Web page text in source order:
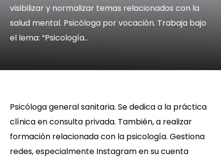
visibilizar y normalizar temas relacionados con la
salud mental. Psicóloga por vocación. Trabaja bajo
el lema: “Psicología…
Psicóloga general sanitaria. Se dedica a la práctica
clínica en consulta privada. También, a realizar
formación relacionada con la psicología. Gestiona
redes, especialmente Instagram en su cuenta